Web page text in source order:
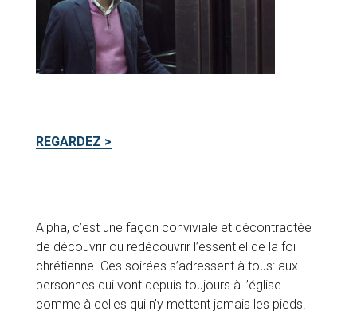
REGARDEZ >
Alpha, c’est une façon conviviale et décontractée
de découvrir ou redécouvrir l’essentiel de la foi
chrétienne. Ces soirées s’adressent à tous: aux
personnes qui vont depuis toujours à l’église
comme à celles qui n’y mettent jamais les pieds.